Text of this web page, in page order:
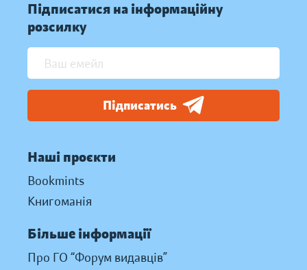
Підписатися на інформаційну
розсилку
Підписатись
Наші проєкти
Bookmints
Книгоманія
Більше інформації
Про ГО “Форум видавців”